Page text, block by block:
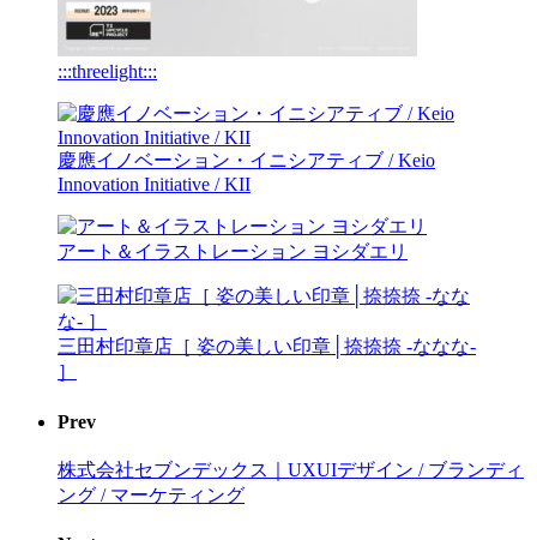
:::threelight:::
慶應イノベーション・イニシアティブ / Keio
Innovation Initiative / KII
アート＆イラストレーション ヨシダエリ
三田村印章店［ 姿の美しい印章│捺捺捺 -ななな-
］
Prev
株式会社セブンデックス｜UXUIデザイン / ブランディ
ング / マーケティング